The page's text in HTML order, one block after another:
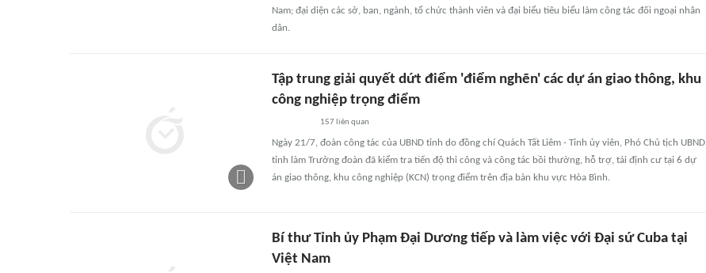
Nam; đại diện các sở, ban, ngành, tổ chức thành viên và đại biểu tiêu biểu làm công tác đối ngoại nhân
dân.
Tập trung giải quyết dứt điểm 'điểm nghẽn' các dự án giao thông, khu
công nghiệp trọng điểm
157 liên quan
Ngày 21/7, đoàn công tác của UBND tỉnh do đồng chí Quách Tất Liêm - Tỉnh ủy viên, Phó Chủ tịch UBND
tỉnh làm Trưởng đoàn đã kiểm tra tiến độ thi công và công tác bồi thường, hỗ trợ, tái định cư tại 6 dự
án giao thông, khu công nghiệp (KCN) trọng điểm trên địa bàn khu vực Hòa Bình.
Bí thư Tỉnh ủy Phạm Đại Dương tiếp và làm việc với Đại sứ Cuba tại
Việt Nam